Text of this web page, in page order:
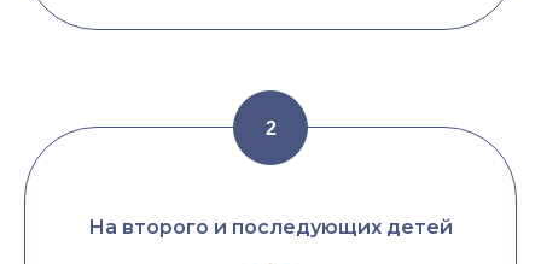
На второго и последующих детей